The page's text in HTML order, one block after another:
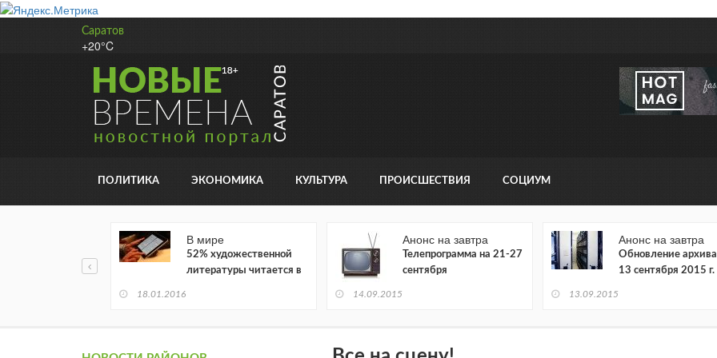
Саратов
+20°C
ПОЛИТИКА ЭКОНОМИКА КУЛЬТУРА ПРОИСШЕСТВИЯ СОЦИУМ
В мире
52% художественной
литературы читается в
18.01.2016
Анонс на завтра
Телепрограмма на 21-27
сентября
14.09.2015
Анонс на завтра
Обновление архива
13 сентября 2015 г.
13.09.2015